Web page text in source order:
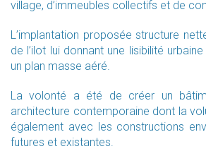
village, d’immeubles collectifs et de
L’implantation proposée structure
de l’ilot lui donnant une lisibilité
un plan masse aéré.
La volonté a été de créer un
architecture contemporaine dont la
également avec les constructions
futures et existantes.